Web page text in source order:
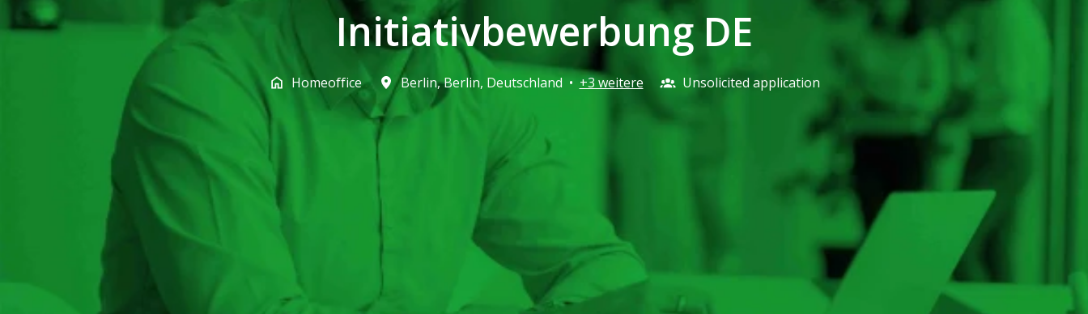
Initiativbewerbung DE
Homeoffice Berlin,Berlin, Deutschland • +3 weitere Unsolicited application